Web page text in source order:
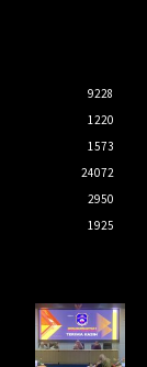
9228
1220
1573
24072
2950
1925